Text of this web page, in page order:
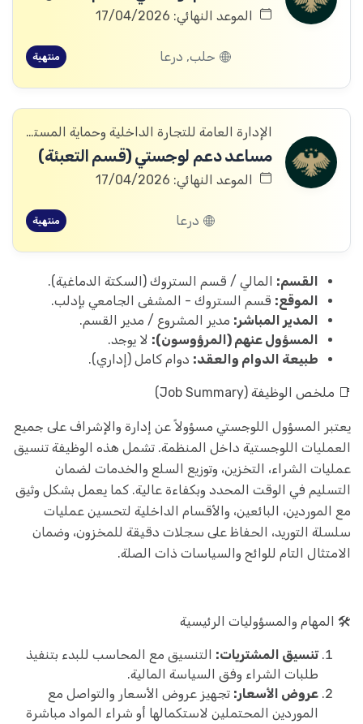
الموعد النهائي: 17/04/2026
حلب, درعا منتهية
الإدارة العامة للتجارة الداخلية وحماية المستهلك
مساعد دعم لوجستي (قسم التعبئة)
الموعد النهائي: 17/04/2026
درعا منتهية
القسم: المالي / قسم الستروك (السكتة الدماغية).
الموقع: قسم الستروك - المشفى الجامعي بإدلب.
المدير المباشر: مدير المشروع / مدير القسم.
المسؤول عنهم (المرؤوسون): لا يوجد.
طبيعة الدوام والعقد: دوام كامل (إداري).
📑 ملخص الوظيفة (Job Summary)
يعتبر المسؤول اللوجستي مسؤولاً عن إدارة والإشراف على جميع
العمليات اللوجستية داخل المنظمة. تشمل هذه الوظيفة تنسيق
عمليات الشراء، التخزين، وتوزيع السلع والخدمات لضمان
التسليم في الوقت المحدد وبكفاءة عالية. كما يعمل بشكل وثيق
مع الموردين، البائعين، والأقسام الداخلية لتحسين عمليات
سلسلة التوريد، الحفاظ على سجلات دقيقة للمخزون، وضمان
الامتثال التام للوائح والسياسات ذات الصلة.
🛠️ المهام والمسؤوليات الرئيسية
تنسيق المشتريات: التنسيق مع المحاسب للبدء بتنفيذ
طلبات الشراء وفق السياسة المالية.
عروض الأسعار: تجهيز عروض الأسعار والتواصل مع
الموردين المحتملين لاستكمالها أو شراء المواد مباشرة